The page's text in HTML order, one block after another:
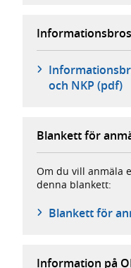
och NKP (pdf)
Blankett för
Om du vill anmäla
denna blankett:
Blankett för
Information på